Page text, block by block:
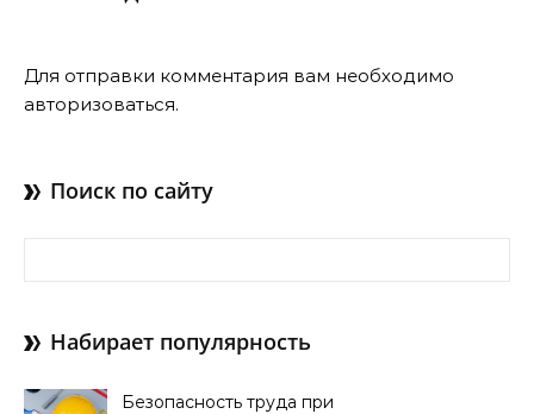
Для отправки комментария вам необходимо
авторизоваться.
Поиск по сайту
Набирает популярность
Безопасность труда при